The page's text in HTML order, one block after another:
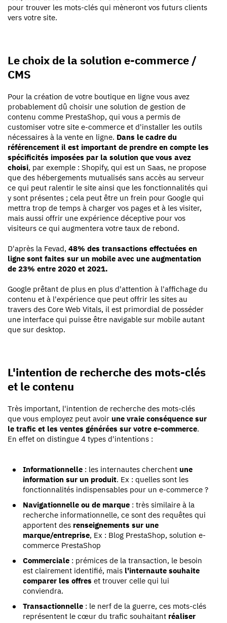
pour trouver les mots-clés qui mèneront vos futurs clients
vers votre site.
Le choix de la solution e-commerce /
CMS
Pour la création de votre boutique en ligne vous avez
probablement dû choisir une solution de gestion de
contenu comme PrestaShop, qui vous a permis de
customiser votre site e-commerce et d'installer les outils
nécessaires à la vente en ligne. Dans le cadre du
référencement il est important de prendre en compte les
spécificités imposées par la solution que vous avez
choisi, par exemple : Shopify, qui est un Saas, ne propose
que des hébergements mutualisés sans accès au serveur
ce qui peut ralentir le site ainsi que les fonctionnalités qui
y sont présentes ; cela peut être un frein pour Google qui
mettra trop de temps à charger vos pages et à les visiter,
mais aussi offrir une expérience déceptive pour vos
visiteurs ce qui augmentera votre taux de rebond.
D'après la Fevad, 48% des transactions effectuées en
ligne sont faites sur un mobile avec une augmentation
de 23% entre 2020 et 2021.
Google prêtant de plus en plus d'attention à l'affichage du
contenu et à l'expérience que peut offrir les sites au
travers des Core Web Vitals, il est primordial de posséder
une interface qui puisse être navigable sur mobile autant
que sur desktop.
L'intention de recherche des mots-clés
et le contenu
Très important, l'intention de recherche des mots-clés
que vous employez peut avoir une vraie conséquence sur
le trafic et les ventes générées sur votre e-commerce.
En effet on distingue 4 types d'intentions :
Informationnelle : les internautes cherchent une
information sur un produit. Ex : quelles sont les
fonctionnalités indispensables pour un e-commerce ?
Navigationnelle ou de marque : très similaire à la
recherche informationnelle, ce sont des requêtes qui
apportent des renseignements sur une
marque/entreprise, Ex : Blog PrestaShop, solution e-
commerce PrestaShop
Commerciale : prémices de la transaction, le besoin
est clairement identifié, mais l'internaute souhaite
comparer les offres et trouver celle qui lui
conviendra.
Transactionnelle : le nerf de la guerre, ces mots-clés
représentent le cœur du trafic souhaitant réaliser